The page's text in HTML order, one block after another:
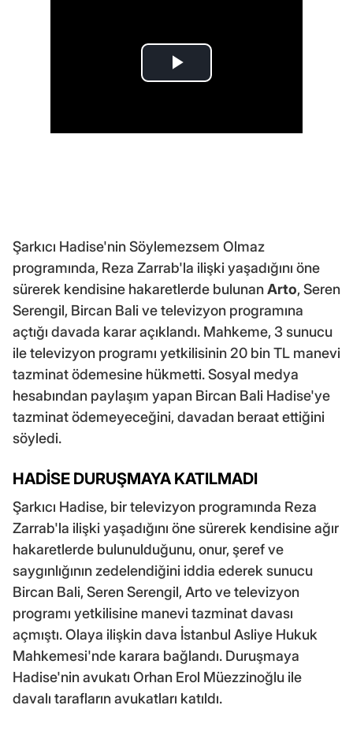
Şarkıcı Hadise'nin Söylemezsem Olmaz
programında, Reza Zarrab'la ilişki yaşadığını öne
sürerek kendisine hakaretlerde bulunanArto, Seren
Serengil, Bircan Bali ve televizyon programına
açtığı davada karar açıklandı. Mahkeme, 3 sunucu
ile televizyon programı yetkilisinin 20 bin TL manevi
tazminat ödemesine hükmetti. Sosyal medya
hesabından paylaşım yapan Bircan Bali Hadise'ye
tazminat ödemeyeceğini, davadan beraat ettiğini
söyledi.
HADİSE DURUŞMAYA KATILMADI
Şarkıcı Hadise, bir televizyon programında Reza
Zarrab'la ilişki yaşadığını öne sürerek kendisine ağır
hakaretlerde bulunulduğunu, onur, şeref ve
saygınlığının zedelendiğini iddia ederek sunucu
Bircan Bali, Seren Serengil, Arto ve televizyon
programı yetkilisine manevi tazminat davası
açmıştı. Olaya ilişkin dava İstanbul Asliye Hukuk
Mahkemesi'nde karara bağlandı. Duruşmaya
Hadise'nin avukatı Orhan Erol Müezzinoğlu ile
davalı tarafların avukatları katıldı.